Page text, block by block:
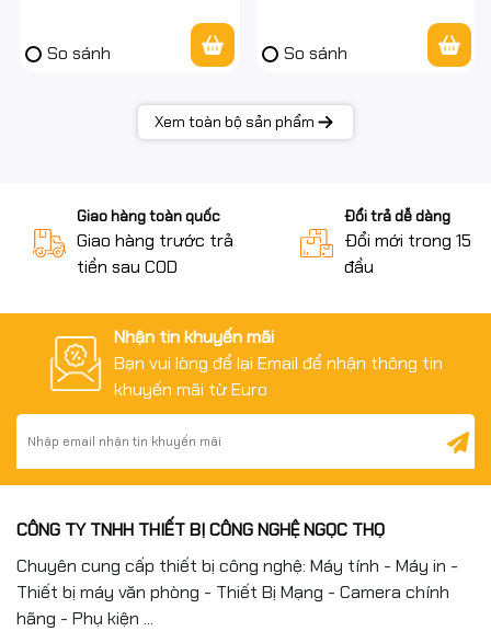
So sánh So sánh
Xem toàn bộ sản phẩm
Giao hàng toàn quốc
Giao hàng trước trả
tiền sau COD
Đổi trả dễ dàng
Đổi mới trong 15
đầu
Nhận tin khuyến mãi
Bạn vui lòng để lại Email để nhận thông tin
khuyến mãi từ Euro
CÔNG TY TNHH THIẾT BỊ CÔNG NGHỆ NGỌC THỌ
Chuyên cung cấp thiết bị công nghệ: Máy tính - Máy in -
Thiết bị máy văn phòng - Thiết Bị Mạng - Camera chính
hãng - Phụ kiện ...